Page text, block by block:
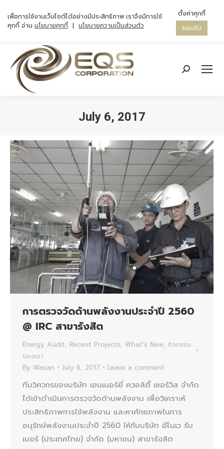
Search:
July 6, 2017
การตรวจวัดด้านพลังงานประจำปี 2560
@ IRC สาขารังสิต
Energy Audit, Recent Projects, What's New, กิจกรรม
ของเรา
By Wasan July 6, 2017 Leave a comment
ทีมวิศวกรของบริษัท เอนเนอร์ยี่ ควอลิตี้ เซอร์วิส จำกัด
ได้เข้าดำเนินการตรวจวัดด้านพลังงาน เพื่อวิเคราะห์
ประสิทธิภาพการใช้พลังงาน และหาศักยภาพในการ
อนุรักษ์พลังงานประจำปี 2560 ให้กับบริษัท อีโนเว รับ
เบอร์ (ประเทศไทย) จำกัด (มหาชน) สาขารังสิต
เพื่อการใช้งานเว็บไซต์ได้อย่างมีประสิทธิภาพ เราจึงมีการใช้
คุกกี้ อ่าน นโยบายคุกกี้ | นโยบายความเป็นส่วนตัว
ตั้งค่าคุกกี้
ยอมรับ